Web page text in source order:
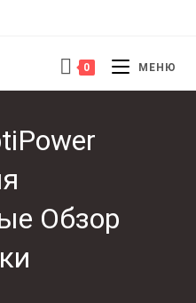
0 МЕНЮ
Обзор